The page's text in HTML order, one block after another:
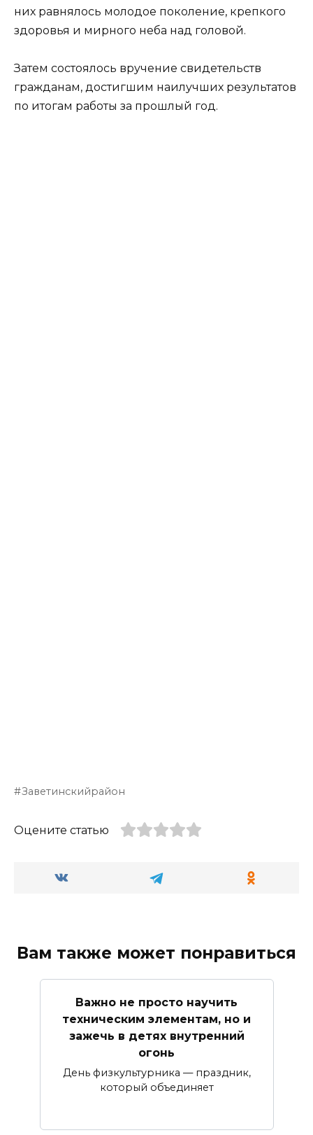
них равнялось молодое поколение, крепкого
здоровья и мирного неба над головой.
Затем состоялось вручение свидетельств
гражданам, достигшим наилучших результатов
по итогам работы за прошлый год.
Заветинскийрайон
Оцените статью
Вам также может понравиться
Важно не просто научить
техническим элементам, но и
зажечь в детях внутренний
огонь
День физкультурника — праздник,
который объединяет